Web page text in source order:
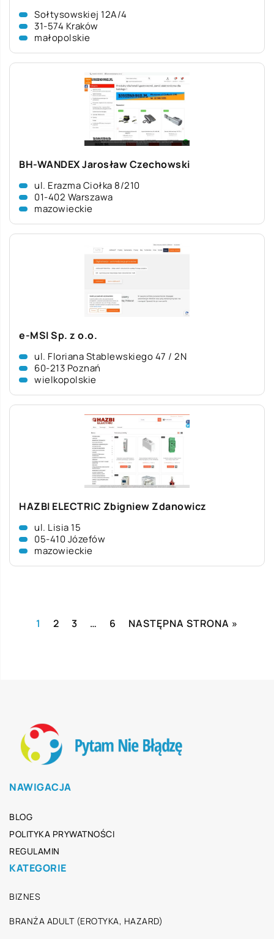
Sołtysowskiej 12A/4
31-574 Kraków
małopolskie
BH-WANDEX Jarosław Czechowski
ul. Erazma Ciołka 8/210
01-402 Warszawa
mazowieckie
e-MSI Sp. z o.o.
ul. Floriana Stablewskiego 47 / 2N
60-213 Poznań
wielkopolskie
HAZBI ELECTRIC Zbigniew Zdanowicz
ul. Lisia 15
05-410 Józefów
mazowieckie
1 2 3 … 6 NASTĘPNA STRONA »
NAWIGACJA
BLOG
POLITYKA PRYWATNOŚCI
REGULAMIN
KATEGORIE
BIZNES
BRANŻA ADULT (EROTYKA, HAZARD)